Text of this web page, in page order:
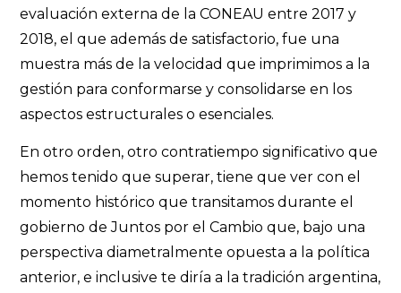
evaluación externa de la CONEAU entre 2017 y
2018, el que además de satisfactorio, fue una
muestra más de la velocidad que imprimimos a la
gestión para conformarse y consolidarse en los
aspectos estructurales o esenciales.
En otro orden, otro contratiempo significativo que
hemos tenido que superar, tiene que ver con el
momento histórico que transitamos durante el
gobierno de Juntos por el Cambio que, bajo una
perspectiva diametralmente opuesta a la política
anterior, e inclusive te diría a la tradición argentina,